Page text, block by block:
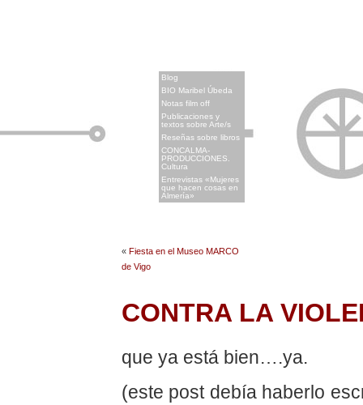
Blog
BIO Maribel Úbeda
Notas film off
Publicaciones y
textos sobre Arte/s
Reseñas sobre libros
CONCALMA-
PRODUCCIONES.
Cultura
Entrevistas «Mujeres
que hacen cosas en
Almería»
« Fiesta en el Museo MARCO
de Vigo
CONTRA LA
que ya está bien….ya.
(este post debía haberlo